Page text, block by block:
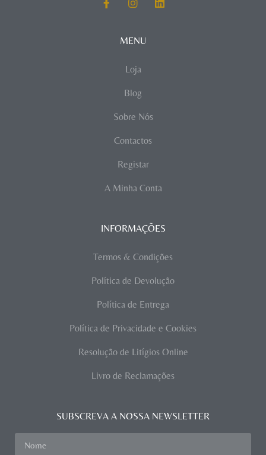
MENU
Loja
Blog
Sobre Nós
Contactos
Registar
A Minha Conta
INFORMAÇÕES
Termos & Condições
Política de Devolução
Política de Entrega
Política de Privacidade e Cookies
Resolução de Litígios Online
Livro de Reclamações
SUBSCREVA A NOSSA NEWSLETTER